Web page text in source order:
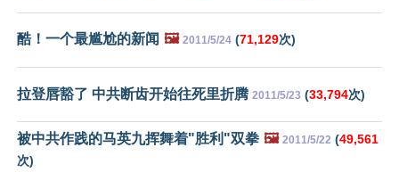
酷！一个最尴尬的新闻 🖼️ 2011/5/24 (71,129次)
拉登唇豁了 中共断齿开始往死里折腾 2011/5/23 (33,794次)
被中共作践的马英九挥舞着"胜利"双拳 🖼️ 2011/5/22 (49,561
次)